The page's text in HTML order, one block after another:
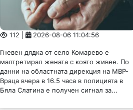
112 | 2026-08-06 11:04:56
Гневен дядка от село Комарево е
малтретирал жената с която живее. По
данни на областната дирекция на МВР-
Враца вчера в 16.5 часа в полицията в
Бяла Слатина е получен сигнал за...